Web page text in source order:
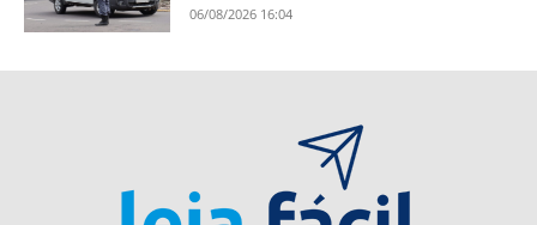
06/08/2026 16:04